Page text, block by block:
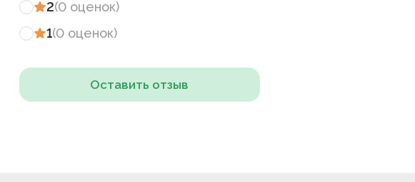
2(0 оценок)
1(0 оценок)
Оставить отзыв